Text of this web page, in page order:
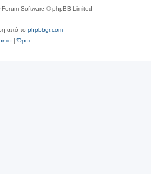
Forum Software © phpBB Limited
από το phpbbgr.com
|Όροι